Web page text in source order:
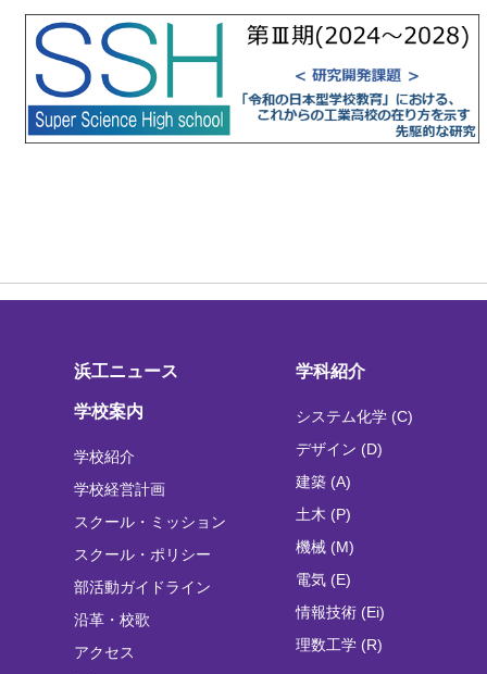
浜工ニュース
学校案内
学校紹介
学校経営計画
スクール・ミッション
スクール・ポリシー
部活動ガイドライン
沿革・校歌
アクセス
学科紹介
システム化学 (C)
デザイン (D)
建築 (A)
土木 (P)
機械 (M)
電気 (E)
情報技術 (Ei)
理数工学 (R)